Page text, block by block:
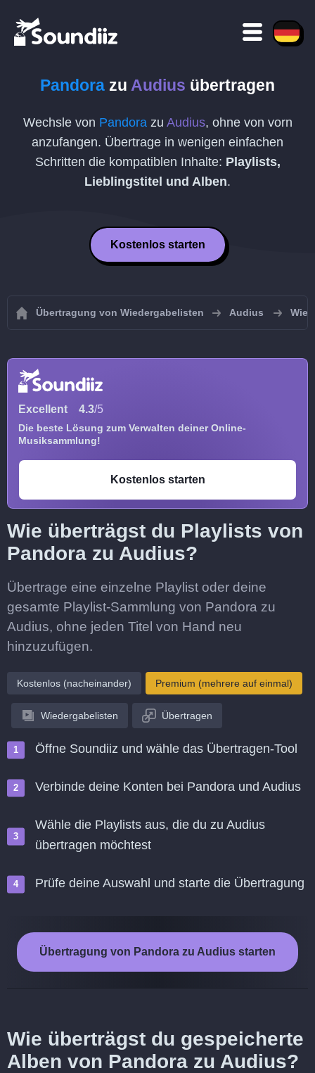
Pandora zu Audius übertragen
Wechsle von Pandorazu Audius, ohne von vorn
anzufangen. Übertrage in wenigen einfachen
Schritten die kompatiblen Inhalte: Playlists,
Lieblingstitel und Alben.
Kostenlos starten
Übertragung von Wiedergabelisten Audius
Excellent 4.3/5
Die beste Lösung zum Verwalten deiner Online-
Musiksammlung!
Kostenlos starten
Wie überträgst du Playlists von
Pandora zu Audius?
Übertrage eine einzelne Playlist oder deine
gesamte Playlist-Sammlung von Pandora zu
Audius, ohne jeden Titel von Hand neu
hinzuzufügen.
Kostenlos (nacheinander) Premium (mehrere auf einmal)
Wiedergabelisten Übertragen
Öffne Soundiiz und wähle das Übertragen-Tool
Verbinde deine Konten bei Pandora und Audius
Wähle die Playlists aus, die du zu Audius
übertragen möchtest
Prüfe deine Auswahl und starte die Übertragung
Übertragung von Pandora zu Audius starten
Wie überträgst du gespeicherte
Alben von Pandora zu Audius?